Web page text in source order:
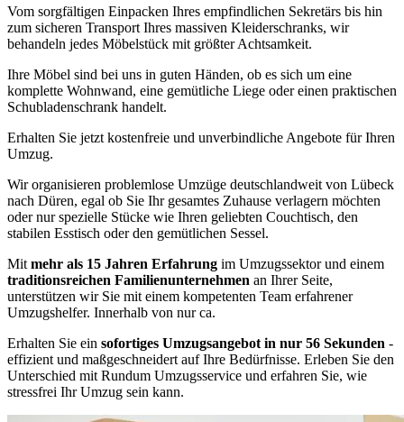
Vom sorgfältigen Einpacken Ihres empfindlichen Sekretärs bis hin
zum sicheren Transport Ihres massiven Kleiderschranks, wir
behandeln jedes Möbelstück mit größter Achtsamkeit.
Ihre Möbel sind bei uns in guten Händen, ob es sich um eine
komplette Wohnwand, eine gemütliche Liege oder einen praktischen
Schubladenschrank handelt.
Erhalten Sie jetzt kostenfreie und unverbindliche Angebote für Ihren
Umzug.
Wir organisieren problemlose Umzüge deutschlandweit von Lübeck
nach Düren, egal ob Sie Ihr gesamtes Zuhause verlagern möchten
oder nur spezielle Stücke wie Ihren geliebten Couchtisch, den
stabilen Esstisch oder den gemütlichen Sessel.
Mit mehr als 15 Jahren Erfahrung im Umzugssektor und einem
traditionsreichen Familienunternehmen an Ihrer Seite,
unterstützen wir Sie mit einem kompetenten Team erfahrener
Umzugshelfer. Innerhalb von nur ca.
Erhalten Sie ein sofortiges Umzugsangebot in nur 56 Sekunden -
effizient und maßgeschneidert auf Ihre Bedürfnisse. Erleben Sie den
Unterschied mit Rundum Umzugsservice und erfahren Sie, wie
stressfrei Ihr Umzug sein kann.